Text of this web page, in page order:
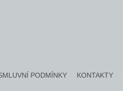
PODMÍNKY KONTAKTY